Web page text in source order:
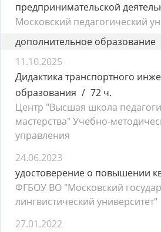
предпринимательской
Московский педагогический
дополнительное образование
11.10.2025
Дидактика транспортного
образования
72 ч.
Центр "Высшая школа
мастерства" Учебно-
управления
24.06.2023
удостоверение о повышении
ФГБОУ ВО "Московский
лингвистический университет"
27.01.2022